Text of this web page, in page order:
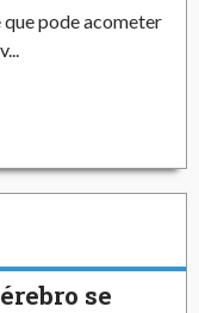
que pode acometer
se